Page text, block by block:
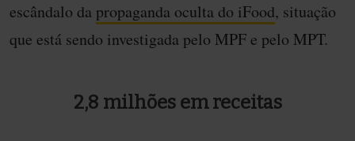
escândalo da propaganda oculta do iFood, situação
que está sendo investigada pelo MPF e pelo MPT.
2,8 milhões em receitas